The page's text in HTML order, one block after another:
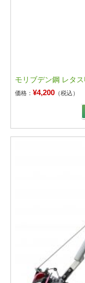
モリブデン鋼 レタ
価格：¥4,200 （税込）